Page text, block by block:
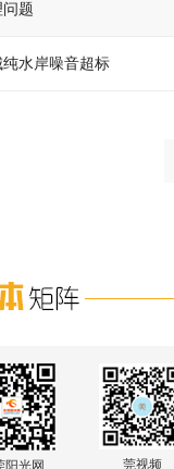
题
水岸噪音超标
阳光网
莞视频